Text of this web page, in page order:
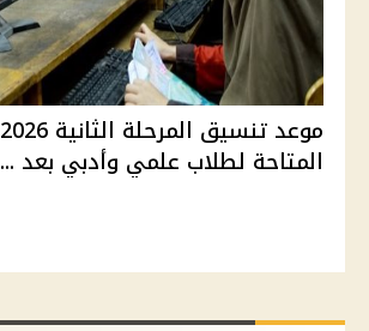
المتاحة لطلاب علمي وأدبي بعد ...